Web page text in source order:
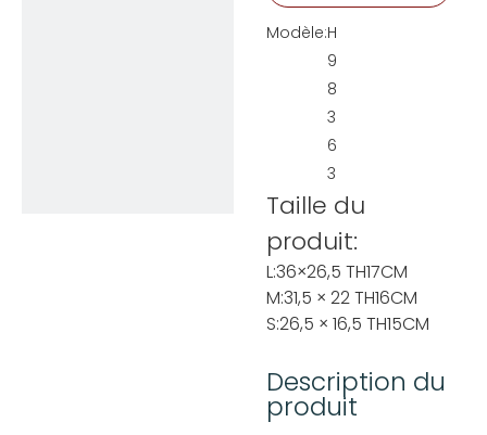
Modèle:H
9
8
3
6
3
Taille du
produit:
L:36×26,5 TH17CM
M:31,5 × 22 TH16CM
S:26,5 × 16,5 TH15CM
Description du
produit